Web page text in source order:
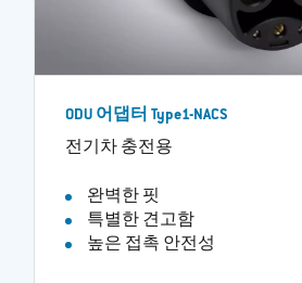
ODU 어댑터 Type1-NACS
전기차 충전용
완벽한 핏
특별한 견고함
높은 접촉 안전성